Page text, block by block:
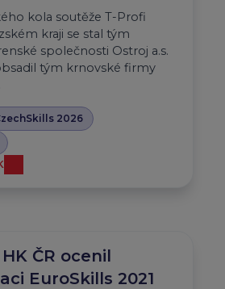
kola soutěže T-Profi
kraji se stal tým
společnosti Ostroj a.s.
tým krnovské firmy
2026
ČR ocenil
EuroSkills 2021